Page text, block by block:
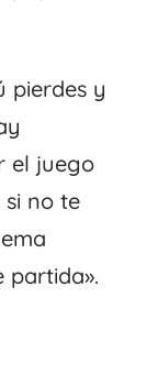
pierdes y
el juego
no te
partida».